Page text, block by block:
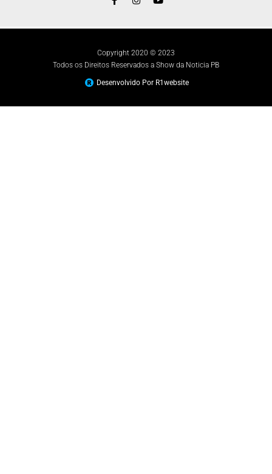
Copyright 2020 © 2023
Todos os Direitos Reservados a Show da Noticia PB
Desenvolvido Por R1website